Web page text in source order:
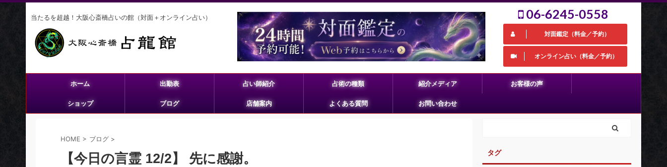
当たるを超越！大阪心斎橋占いの館（対面＋オンライン占い） 06-6245-0558
対面鑑定（料金／予約）
オンライン占い（料金／予約）
ホーム 出勤表 占い師紹介 占術の種類 紹介メディア お客様の声
ショップ ブログ 店舗案内 よくある質問 お問い合わせ
HOME > ブログ >
【今日の言霊 12/2】 先に感謝。 タグ